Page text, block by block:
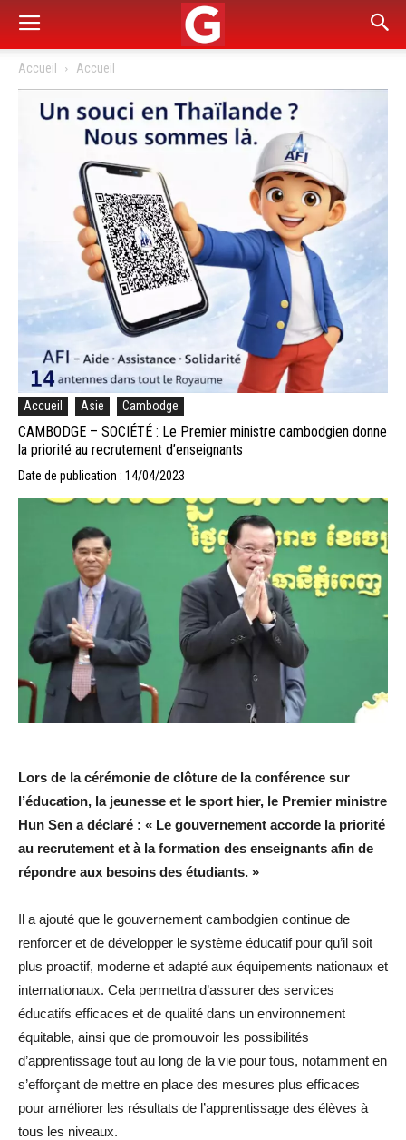
Accueil Accueil
Accueil Asie Cambodge
CAMBODGE – SOCIÉTÉ : Le Premier ministre cambodgien donne
la priorité au recrutement d’enseignants
Date de publication : 14/04/2023
Lors de la cérémonie de clôture de laconférence sur
l’éducation, la jeunesse et le sport hier, le Premier ministre
Hun Sen a déclaré : « Le gouvernement accorde la priorité
au recrutement et à la formation des enseignants afin de
répondre aux besoins des étudiants. »
Il a ajouté que le gouvernement cambodgien continue de
renforcer et de développer le système éducatif pour qu’il soit
plus proactif, moderne et adapté aux équipements nationaux et
internationaux. Cela permettra d’assurer des services
éducatifs efficaces et de qualité dans un environnement
équitable, ainsi que de promouvoir les possibilités
d’apprentissage tout au long de la vie pour tous, notamment en
s’efforçant de mettre en place des mesures plus efficaces
pour améliorer les résultats de l’apprentissage des élèves à
tous les niveaux.